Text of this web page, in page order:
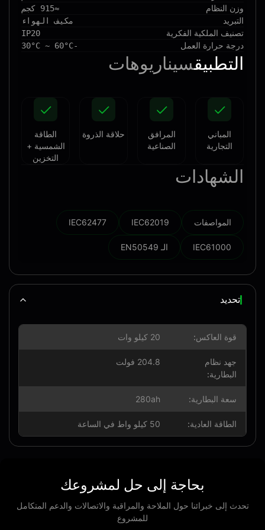
وزن النظام
التبريد مكيف الهواء
تصنيف الملكية الفكرية IP20
درجة حرارة العمل
التطبيقسيناريوهات
المباني
التجارية
المرافق
الصناعية
حلاقة الذروة
الطاقة
الشمسية +
التخزين
الشهادات
المواصفات IEC62019
IEC62477
IEC61000
تحديد
قوة العاكس:
جهد نظام
البطارية:
204.8 فولت
سعة البطارية: 280ah
الطاقة العادية:
بحاجة إلى حل لمشروعك
إلى خبرائنا حول الملاحة والمراقبة والاتصالات والدعم المتكامل
للمشروع